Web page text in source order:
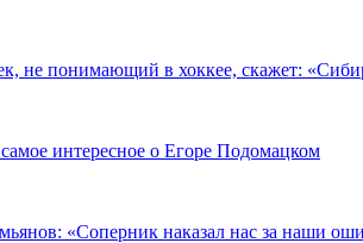
не понимающий в хоккее, скажет:
интересное о Егоре Подомацком
«Соперник наказал нас за наши